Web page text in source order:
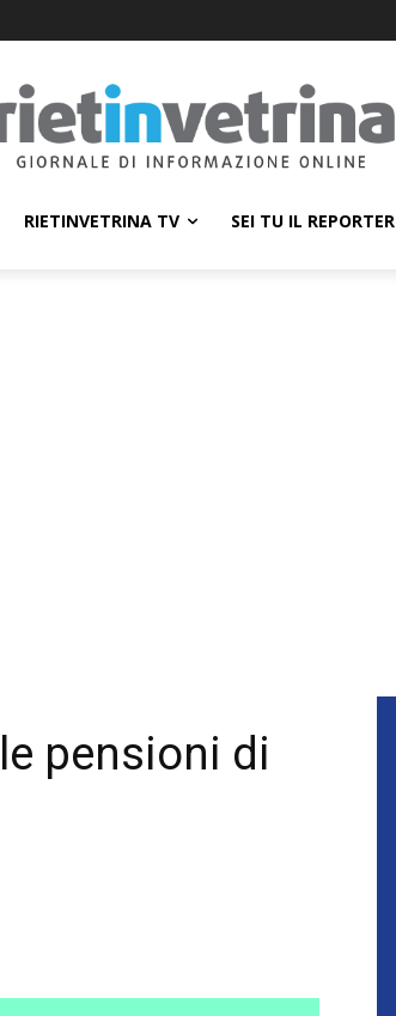
RIETINVETRINA TV SEI TU IL REPORTER
pensioni di